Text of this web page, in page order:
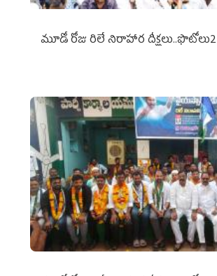
మూడో రోజు రిలే నిరాహార దీక్షలు..ఫొటోలు2